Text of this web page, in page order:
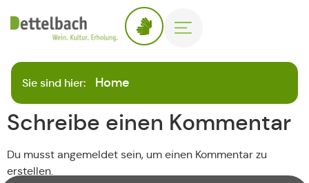
Sie sind hier: Home
Schreibe einen Kommentar
Du musst angemeldet sein, um einen Kommentar zu
erstellen.